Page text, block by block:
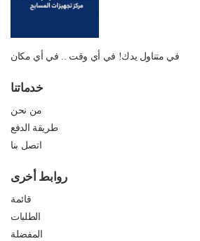
في متناول يدك! في أي وقت .. في أي مكان
خدماتنا
من نحن
طريقة الدفع
اتصل بنا
روابط أخرى
قائمة
الطلبات
المفضلة